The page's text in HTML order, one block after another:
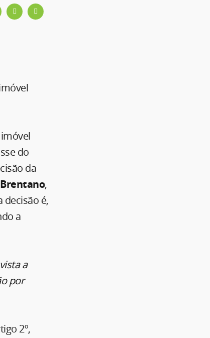
do
da
,
decisão é,
a
a
por
2º,